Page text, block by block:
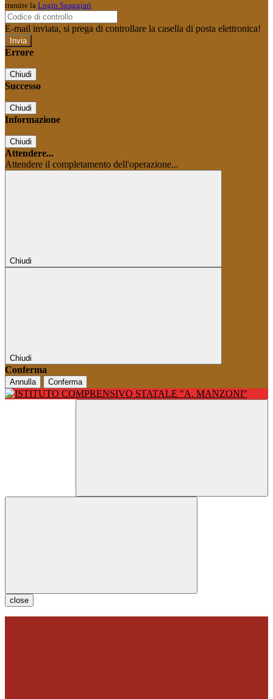
tramite la Login Spaggiari
E-mail inviata, si prega di controllare la casella di posta elettronica!
Errore
Chiudi
Successo
Chiudi
Informazione
Chiudi
Attendere...
Attendere il completamento dell'operazione...
Chiudi
Chiudi
Conferma
Annulla Conferma
close